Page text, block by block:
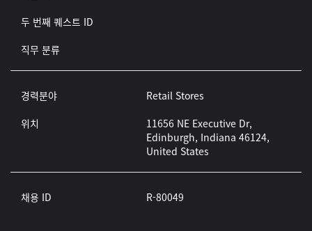
두 번째 퀘스트 ID
직무 분류
경력분야
Retail Stores
위치
11656 NE Executive Dr,
Edinburgh, Indiana 46124,
United States
채용 ID R-80049